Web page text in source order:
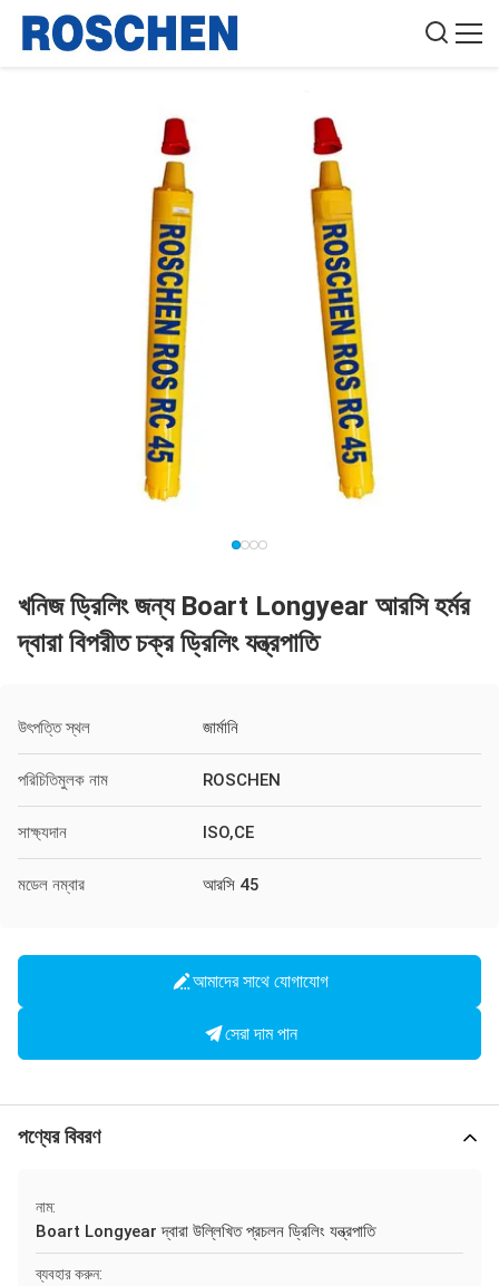
খনিজ ড্রিলিং জন্য Boart Longyear আরসি হর্মর
দ্বারা বিপরীত চক্র ড্রিলিং যন্ত্রপাতি
উৎপত্তি স্থল জার্মানি
পরিচিতিমুলক নাম ROSCHEN
সাক্ষ্যদান ISO,CE
মডেল নম্বার আরসি 45
আমাদের সাথে যোগাযোগ
সেরা দাম পান
পণ্যের বিবরণ
নাম:
Boart Longyear দ্বারা উল্লিখিত প্রচলন ড্রিলিং যন্ত্রপাতি
ব্যবহার করুন: